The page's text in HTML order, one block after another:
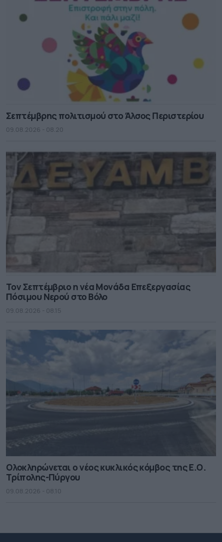
Σεπτέμβρης πολιτισμού στο Άλσος Περιστερίου
09.08.2026 - 08.20
Τον Σεπτέμβριο η νέα Μονάδα Επεξεργασίας
Πόσιμου Νερού στο Βόλο
09.08.2026 - 08.15
Ολοκληρώνεται ο νέος κυκλικός κόμβος της Ε.Ο.
Τρίπολης-Πύργου
09.08.2026 - 08.10